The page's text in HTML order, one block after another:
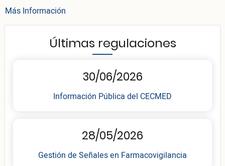
Más Información
Últimas regulaciones
30/06/2026
Información Pública del CECMED
28/05/2026
Gestión de Señales en Farmacovigilancia